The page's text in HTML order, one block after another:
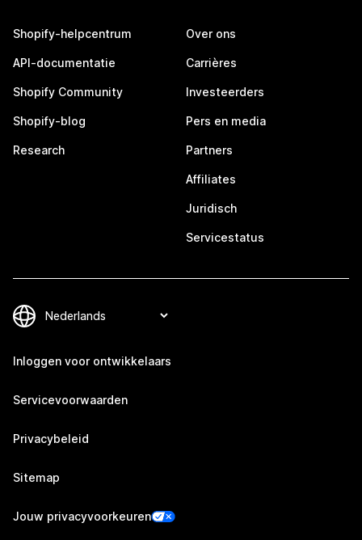
Shopify-helpcentrum
API-documentatie
Shopify Community
Shopify-blog
Research
Over ons
Carrières
Investeerders
Pers en media
Partners
Affiliates
Juridisch
Servicestatus
Inloggen voor ontwikkelaars
Servicevoorwaarden
Privacybeleid
Sitemap
Jouw privacyvoorkeuren